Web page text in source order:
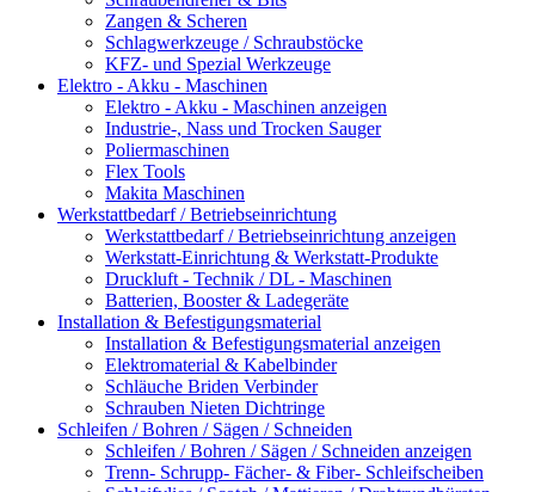
Zangen & Scheren
Schlagwerkzeuge / Schraubstöcke
KFZ- und Spezial Werkzeuge
Elektro - Akku - Maschinen
Elektro - Akku - Maschinen anzeigen
Industrie-, Nass und Trocken Sauger
Poliermaschinen
Flex Tools
Makita Maschinen
Werkstattbedarf / Betriebseinrichtung
Werkstattbedarf / Betriebseinrichtung anzeigen
Werkstatt-Einrichtung & Werkstatt-Produkte
Druckluft - Technik / DL - Maschinen
Batterien, Booster & Ladegeräte
Installation & Befestigungsmaterial
Installation & Befestigungsmaterial anzeigen
Elektromaterial & Kabelbinder
Schläuche Briden Verbinder
Schrauben Nieten Dichtringe
Schleifen / Bohren / Sägen / Schneiden
Schleifen / Bohren / Sägen / Schneiden anzeigen
Trenn- Schrupp- Fächer- & Fiber- Schleifscheiben